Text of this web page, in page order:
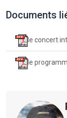
Documents
le concert
le